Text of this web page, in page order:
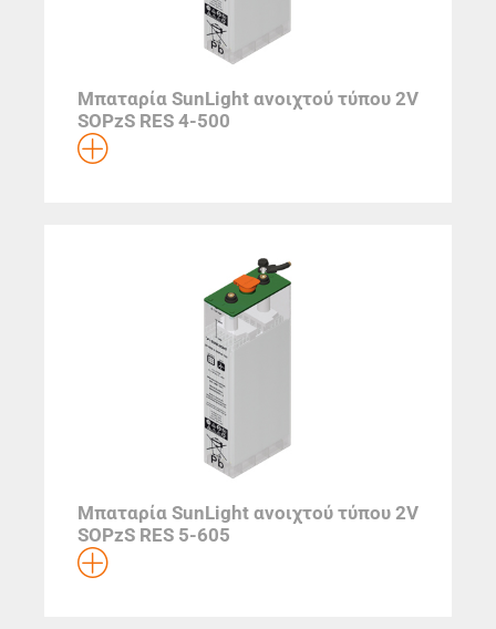
Μπαταρία SunLight ανοιχτού τύπου 2V
SOPzS RES 4-500
Μπαταρία SunLight ανοιχτού τύπου 2V
SOPzS RES 5-605